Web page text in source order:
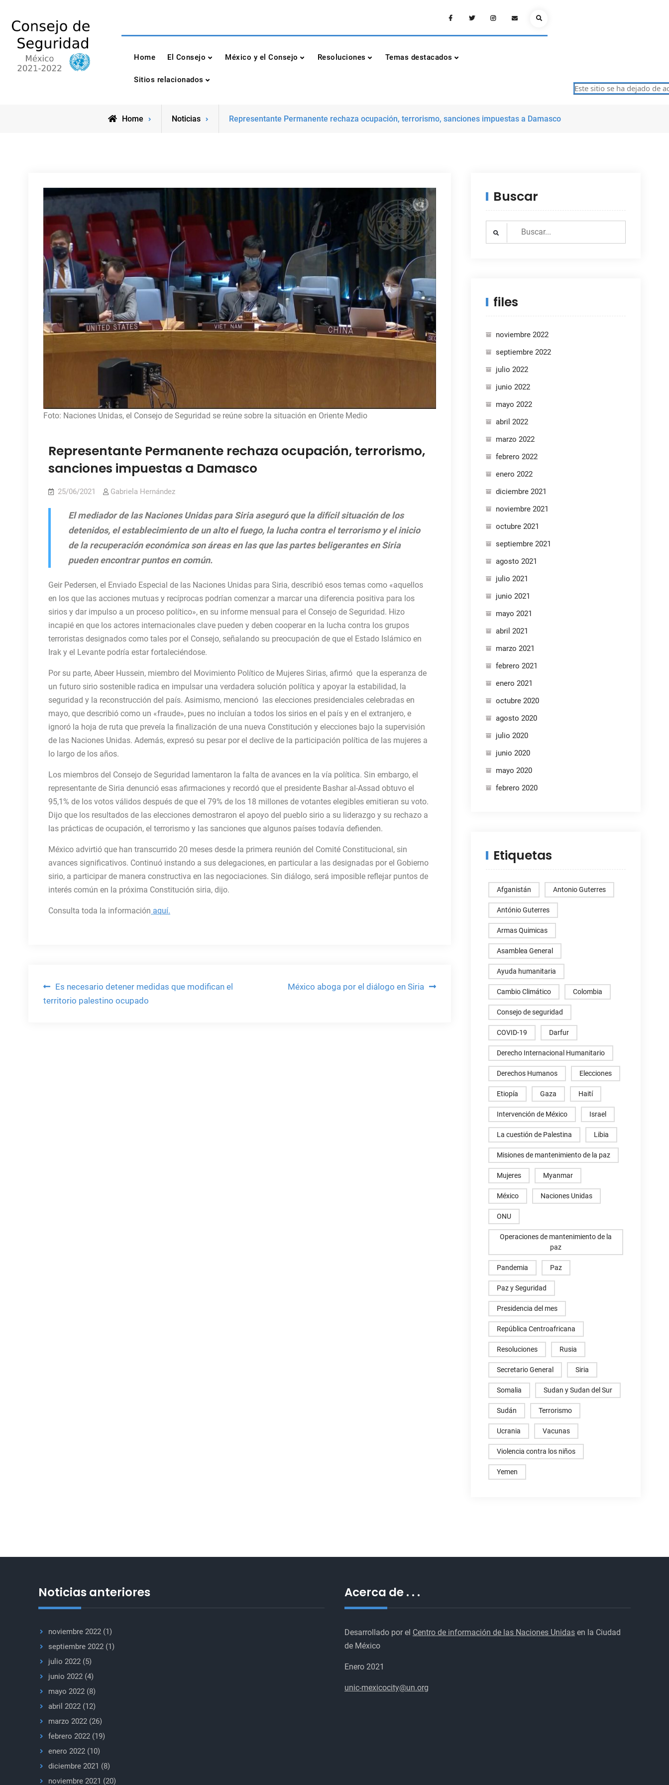
content
Consejo de Seguridad de las Naciones Unidas
México 2021-2022
FacebookTwitterInstagramEmailSearch
Home El Consejo México y el Consejo Resoluciones Temas destacados
Sitios relacionados
Este sitio se ha dejado de
Home Noticias Representante Permanente rechaza ocupación, terrorismo, sanciones impuestas a Damasco
Foto: Naciones Unidas, el Consejo de Seguridad se reúne sobre la situación en Oriente Medio
Representante Permanente rechaza ocupación, terrorismo,
sanciones impuestas a Damasco
25/06/2021 Gabriela Hernández
El mediador de las Naciones Unidas para Siria aseguró que la difícil situación de los
detenidos, el establecimiento de un alto el fuego, la lucha contra el terrorismo y el inicio
de la recuperación económica son áreas en las que las partes beligerantes en Siria
pueden encontrar puntos en común.
Geir Pedersen, el Enviado Especial de las Naciones Unidas para Siria, describió esos temas como «aquellos
en los que las acciones mutuas y recíprocas podrían comenzar a marcar una diferencia positiva para los
sirios y dar impulso a un proceso político», en su informe mensual para el Consejo de Seguridad. Hizo
incapié en que los actores internacionales clave pueden y deben cooperar en la lucha contra los grupos
terroristas designados como tales por el Consejo, señalando su preocupación de que el Estado Islámico en
Irak y el Levante podría estar fortaleciéndose.
Por su parte, Abeer Hussein, miembro del Movimiento Político de Mujeres Sirias, afirmó que la esperanza de
un futuro sirio sostenible radica en impulsar una verdadera solución política y apoyar la estabilidad, la
seguridad y la reconstrucción del país. Asimismo, mencionó las elecciones presidenciales celebradas en
mayo, que describió como un «fraude», pues no incluían a todos los sirios en el país y en el extranjero, e
ignoró la hoja de ruta que preveía la finalización de una nueva Constitución y elecciones bajo la supervisión
de las Naciones Unidas. Además, expresó su pesar por el declive de la participación política de las mujeres a
lo largo de los años.
Los miembros del Consejo de Seguridad lamentaron la falta de avances en la vía política. Sin embargo, el
representante de Siria denunció esas afirmaciones y recordó que el presidente Bashar al-Assad obtuvo el
95,1% de los votos válidos después de que el 79% de los 18 millones de votantes elegibles emitieran su voto.
Dijo que los resultados de las elecciones demostraron el apoyo del pueblo sirio a su liderazgo y su rechazo a
las prácticas de ocupación, el terrorismo y las sanciones que algunos países todavía defienden.
México advirtió que han transcurrido 20 meses desde la primera reunión del Comité Constitucional, sin
avances significativos. Continuó instando a sus delegaciones, en particular a las designadas por el Gobierno
sirio, a participar de manera constructiva en las negociaciones. Sin diálogo, será imposible reflejar puntos de
interés común en la próxima Constitución siria, dijo.
Consulta toda la información aquí.
Navegación
de
Es necesario detener medidas que modifican el
territorio palestino ocupado
México aboga por el diálogo en Siria
Buscar
files
noviembre 2022
septiembre 2022
julio 2022
junio 2022
mayo 2022
abril 2022
marzo 2022
febrero 2022
enero 2022
diciembre 2021
noviembre 2021
octubre 2021
septiembre 2021
agosto 2021
julio 2021
junio 2021
mayo 2021
abril 2021
marzo 2021
febrero 2021
enero 2021
octubre 2020
agosto 2020
julio 2020
junio 2020
mayo 2020
febrero 2020
Etiquetas
Afganistán Antonio Guterres
António Guterres
Armas Quimicas
Asamblea General
Ayuda humanitaria
Cambio Climático Colombia
Consejo de seguridad
COVID-19 Darfur
Derecho Internacional Humanitario
Derechos Humanos Elecciones
Etiopía Gaza Haití
Intervención de México Israel
La cuestión de Palestina Libia
Misiones de mantenimiento de la paz
Mujeres Myanmar
México Naciones Unidas
ONU
Operaciones de mantenimiento de la
paz
Pandemia Paz
Paz y Seguridad
Presidencia del mes
República Centroafricana
Resoluciones Rusia
Secretario General Siria
Somalia Sudan y Sudan del Sur
Sudán Terrorismo
Ucrania Vacunas
Violencia contra los niños
Yemen
Noticias anteriores
noviembre 2022 (1)
septiembre 2022 (1)
julio 2022 (5)
junio 2022 (4)
mayo 2022 (8)
abril 2022 (12)
marzo 2022 (26)
febrero 2022 (19)
enero 2022 (10)
diciembre 2021 (8)
noviembre 2021 (20)
Acerca de . . .
Desarrollado por el Centro de información de las Naciones Unidas en la Ciudad
de México
Enero 2021
unic-mexicocity@un.org